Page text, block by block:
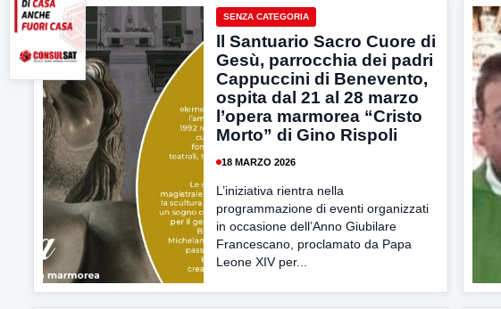
SENZA CATEGORIA
ll Santuario Sacro Cuore di
Gesù, parrocchia dei padri
Cappuccini di Benevento,
ospita dal 21 al 28 marzo
l’opera marmorea “Cristo
Morto” di Gino Rispoli
18 MARZO 2026
L’iniziativa rientra nella
programmazione di eventi organizzati
in occasione dell’Anno Giubilare
Francescano, proclamato da Papa
Leone XIV per...